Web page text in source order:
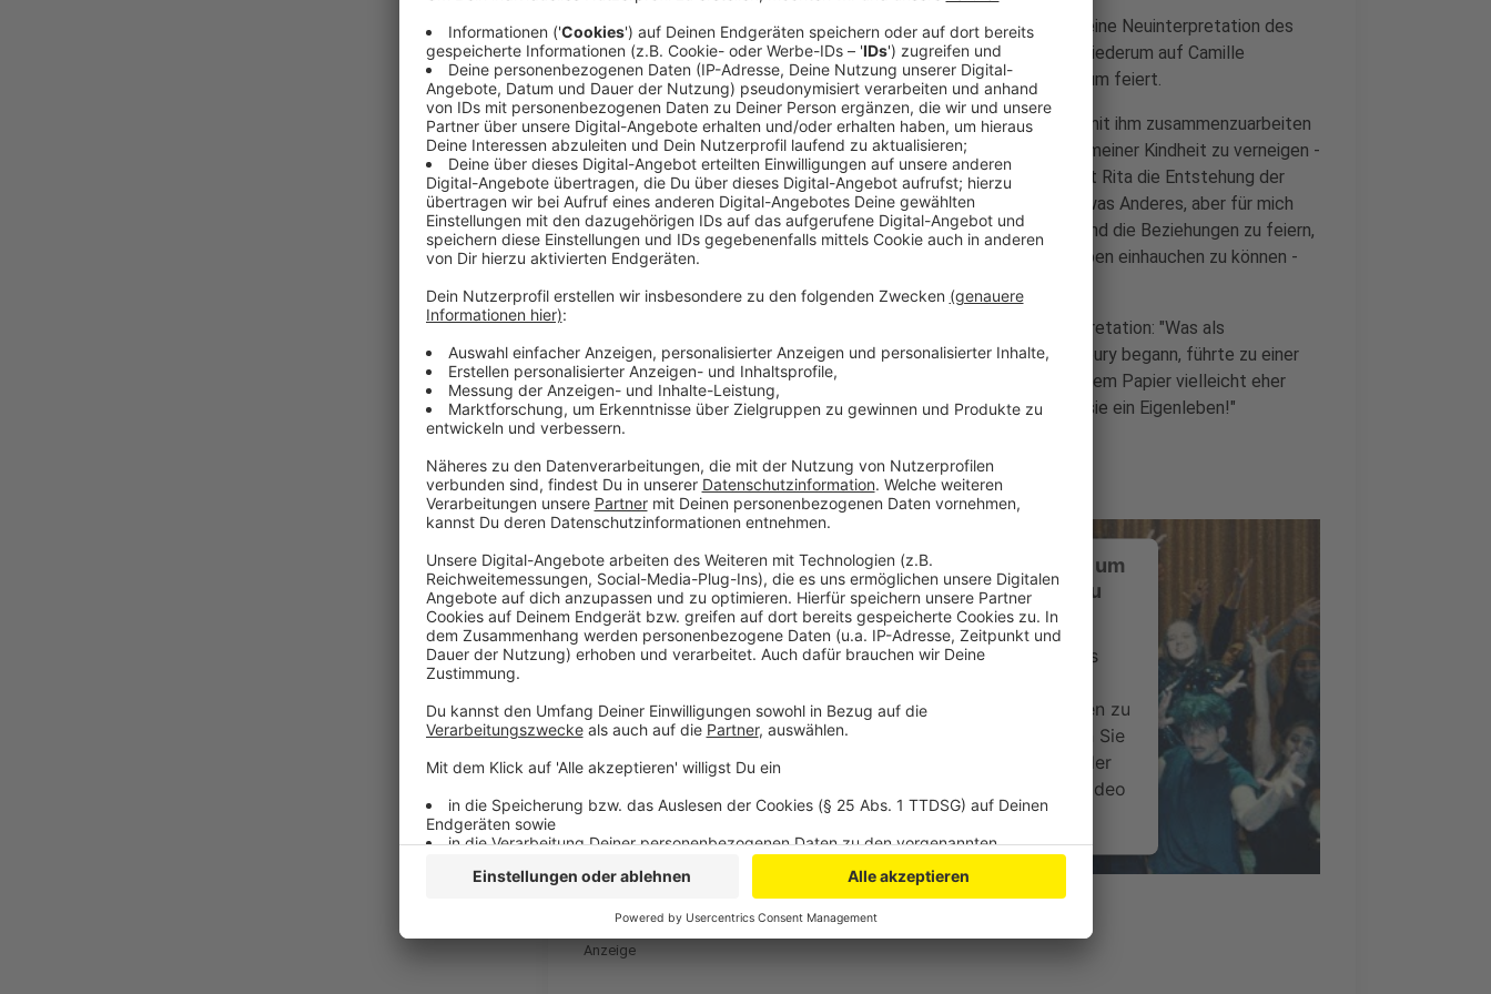
Rita Ora präsentiert ihre Single "Praising You" feat. Fatboy Slim - eine Neuinterpretation des
Grammy nominierten Spätneunziger-Klassikers "Praise You", der wiederum auf Camille
Yarbroughs "Take Yo’ Praise" basiert und in diesem Jahr 25. Jubiläum feiert.
"Nicht nur die Erlaubnis von Norman zu bekommen, sondern auch mit ihm zusammenzuarbeiten
und sich vor einem dermaßen wichtigen und prägenden Song aus meiner Kindheit zu verneigen -
das war einfach mal eine absolut surreale Erfahrung", kommentiert Rita die Entstehung der
neuen Single. "Ich glaube, diese Aufnahme bedeutet für jeden etwas Anderes, aber für mich
geht’s darum, diesen Lobgesang auf die Liebsten zu übertragen und die Beziehungen zu feiern,
die man hat. Es ist eine unglaubliche Ehre, diesem Song neues Leben einhauchen zu können -
Auch Norman Cook aka Fatboy Slim) kommentierte die Neuinterpretation: "Was als
Zufallsbegegnung eines Nachts in der Naughty Corner in Glastonbury begann, führte zu einer
Freundschaft und schließlich zu dieser Zusammenarbeit, die auf dem Papier vielleicht eher
unwahrscheinlich wirken mag. Doch hier ist sie, und ab sofort hat sie ein Eigenleben!"
Wir benötigen Ihre Zustimmung, um
den YouTube Video-Service zu
laden!
Wir verwenden einen Service eines
einzubetten. Dieser Service kann Daten zu
Ihren Aktivitäten sammeln. Bitte lesen Sie
die Details durch und stimmen Sie der
Nutzung des Service zu, um dieses Video
anzusehen.
Mehr Informationen
Rita Ora - Praising You (feat. @FatboySlim) [Official Video]
Anzeige